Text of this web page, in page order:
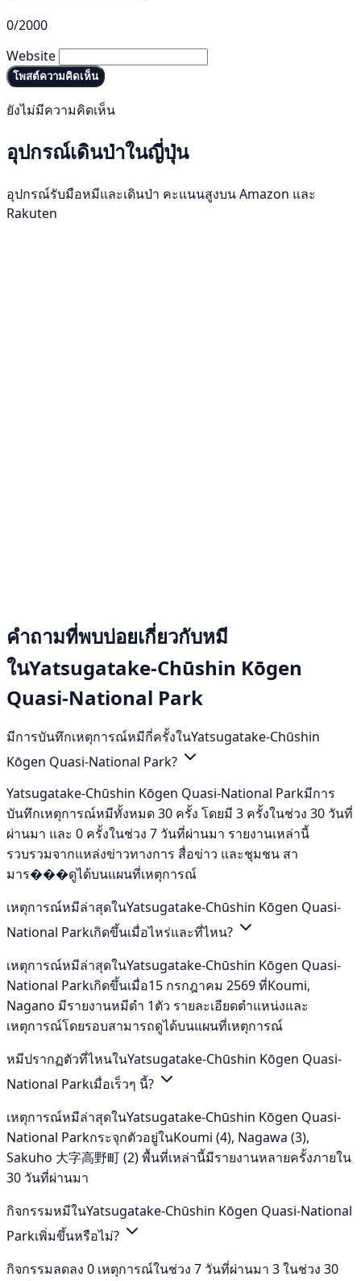
0/2000
Website
โพสต์ความคิดเห็น
ยังไม่มีความคิดเห็น
อุปกรณ์เดินป่าในญี่ปุ่น
อุปกรณ์รับมือหมีและเดินป่า คะแนนสูงบน Amazon และ
Rakuten
คำถามที่พบบ่อยเกี่ยวกับหมี
ในYatsugatake-Chūshin Kōgen
Quasi-National Park
มีการบันทึกเหตุการณ์หมีกี่ครั้งในYatsugatake-Chūshin
Kōgen Quasi-National Park?
Yatsugatake-Chūshin Kōgen Quasi-National Parkมีการ
บันทึกเหตุการณ์หมีทั้งหมด 30 ครั้ง โดยมี 3 ครั้งในช่วง 30 วันที่
ผ่านมา และ 0 ครั้งในช่วง 7 วันที่ผ่านมา รายงานเหล่านี้
รวบรวมจากแหล่งข่าวทางการ สื่อข่าว และชุมชน สา
มาร���ดูได้บนแผนที่เหตุการณ์
เหตุการณ์หมีล่าสุดในYatsugatake-Chūshin Kōgen Quasi-
National Parkเกิดขึ้นเมื่อไหร่และที่ไหน?
เหตุการณ์หมีล่าสุดในYatsugatake-Chūshin Kōgen Quasi-
National Parkเกิดขึ้นเมื่อ15 กรกฎาคม 2569 ที่Koumi,
Nagano มีรายงานหมีดำ 1ตัว รายละเอียดตำแหน่งและ
เหตุการณ์โดยรอบสามารถดูได้บนแผนที่เหตุการณ์
หมีปรากฏตัวที่ไหนในYatsugatake-Chūshin Kōgen Quasi-
National Parkเมื่อเร็วๆ นี้?
เหตุการณ์หมีล่าสุดในYatsugatake-Chūshin Kōgen Quasi-
National Parkกระจุกตัวอยู่ในKoumi (4), Nagawa (3),
Sakuho 大字高野町 (2) พื้นที่เหล่านี้มีรายงานหลายครั้งภายใน
30 วันที่ผ่านมา
กิจกรรมหมีในYatsugatake-Chūshin Kōgen Quasi-National
Parkเพิ่มขึ้นหรือไม่?
กิจกรรมลดลง 0 เหตุการณ์ในช่วง 7 วันที่ผ่านมา 3 ในช่วง 30